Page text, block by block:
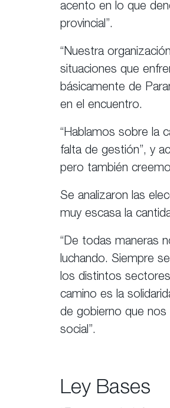
acento en lo que
provincial”.
“Nuestra
situaciones que
básicamente de
en el encuentro.
“Hablamos sobre la
falta de gestión”, y
pero también
Se analizaron las
muy escasa la
“De todas maneras
luchando. Siempre
los distintos
camino es la
de gobierno que nos
social”.
Ley Bases